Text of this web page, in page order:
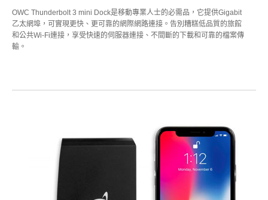
OWC Thunderbolt 3 mini Dock是移動專業人士的必需品，它提供Gigabit
乙太網埠，可實現更快、更可靠的網際網路連接。告別糟糕低品質的旅館
和公共Wi-Fi連接，享受快速的伺服器連接、不間斷的下載和可靠的檔案傳
輸。